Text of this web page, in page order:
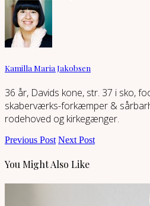
Kamilla Maria Jakobsen
36 år, Davids kone, str. 37 i sko,
skaberværks-forkæmper &
rodehoved og kirkegænger.
Previous Post Next Post
You Might Also Like